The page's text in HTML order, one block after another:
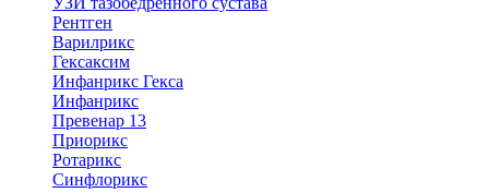
Рентген
Варилрикс
Гексаксим
Инфанрикс Гекса
Инфанрикс
Превенар 13
Приорикс
Ротарикс
Синфлорикс